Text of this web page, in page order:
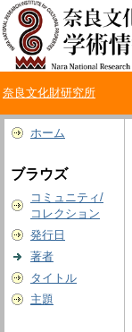
奈良文化財研究所
ホーム
ブラウズ
コミュニティ/
コレクション
発行日
著者
タイトル
主題